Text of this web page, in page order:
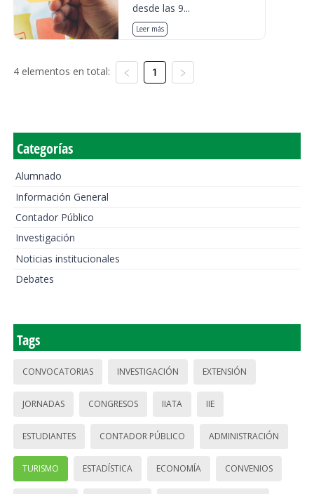
desde las 9...
Leer más
4 elementos en total: 1
Categorías
Alumnado
Información General
Contador Público
Investigación
Noticias institucionales
Debates
Tags
CONVOCATORIAS INVESTIGACIÓN EXTENSIÓN
JORNADAS CONGRESOS IIATA IIE
ESTUDIANTES CONTADOR PÚBLICO ADMINISTRACIÓN
TURISMO ESTADÍSTICA ECONOMÍA CONVENIOS